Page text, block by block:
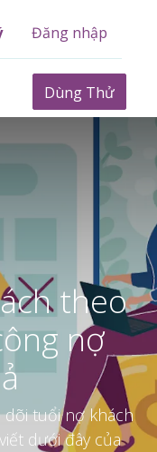
Đăng nhập
Dùng Thử
theo
nợ
dõi tuổi nợ khách
dưới đây của